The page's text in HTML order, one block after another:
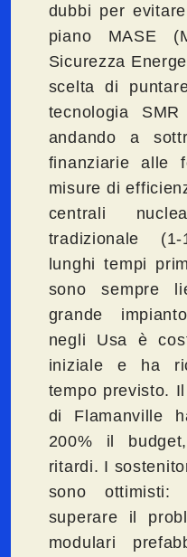
dubbi per
piano MASE
Sicurezza
scelta di
tecnologia
andando a
finanziarie alle
misure di
centrali
tradizionale
lunghi tempi
sono sempre
grande
negli Usa è
iniziale e ha
tempo previsto.
di Flamanville
200% il
ritardi. I
sono ottimisti:
superare il
modulari